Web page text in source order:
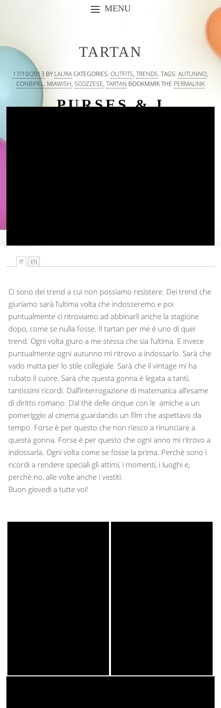
PURSES & I
MENU
TARTAN
17/10/2013 BYLAURACATEGORIES: OUTFITS, TRENDS. TAGS: AUTUNNO,
CONBIPEL. MIAWISH, SCOZZESE, TARTAN BOOKMARK THE PERMALINK
IT EN
Ci sono dei trend a cui non possiamo resistere. Dei trend che
giuriamo sarà l’ultima volta che indosseremo e poi
puntualmente ci ritroviamo ad abbinarli anche la stagione
dopo, come se nulla fosse. Il tartan per me è uno di quei
trend. Ogni volta giuro a me stessa che sia l’ultima. E invece
puntualmente ogni autunno mi ritrovo a indossarlo. Sarà che
vado matta per lo stile collegiale. Sarà che il vintage mi ha
rubato il cuore. Sarà che questa gonna è legata a tanti,
tantissimi ricordi. Dall’interrogazione di matematica all’esame
di diritto romano. Dal thè delle cinque con le amiche a un
pomeriggio al cinema guardando un film che aspettavo da
tempo. Forse è per questo che non riesco a rinunciare a
questa gonna. Forse è per questo che ogni anno mi ritrovo a
indossarla. Ogni volta come se fosse la prima. Perchè sono i
ricordi a rendere speciali gli attimi, i momenti, i luoghi e,
perchè no, alle volte anche i vestiti.
Buon giovedì a tutte voi!